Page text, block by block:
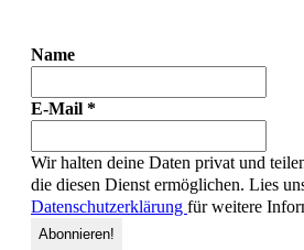
Name
E-Mail *
Wir halten deine Daten privat und
die diesen Dienst ermöglichen. Lies
Datenschutzerklärung für weitere